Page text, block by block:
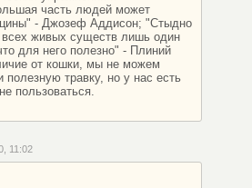
часть людей может
- Джозеф Аддисон; "Стыдно
всех живых существ лишь один
для него полезно" - Плиний
от кошки, мы не можем
полезную травку, но у нас есть
пользоваться.
11:02